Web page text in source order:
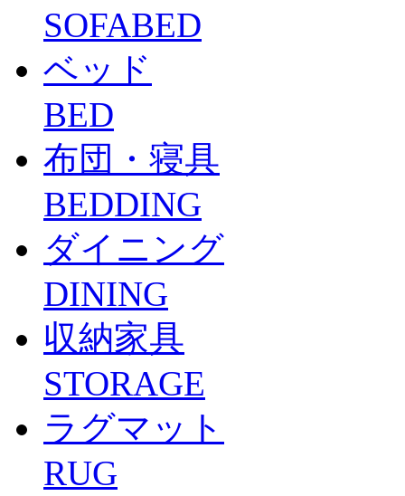
SOFABED
ベッド
BED
布団・寝具
BEDDING
ダイニング
DINING
収納家具
STORAGE
ラグマット
RUG